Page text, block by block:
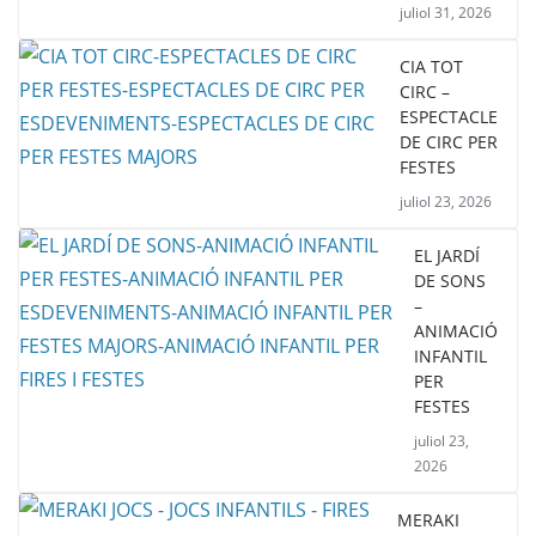
juliol 31, 2026
CIA TOT
CIRC –
ESPECTACLE
DE CIRC PER
FESTES
juliol 23, 2026
EL JARDÍ
DE SONS
–
ANIMACIÓ
INFANTIL
PER
FESTES
juliol 23,
2026
MERAKI